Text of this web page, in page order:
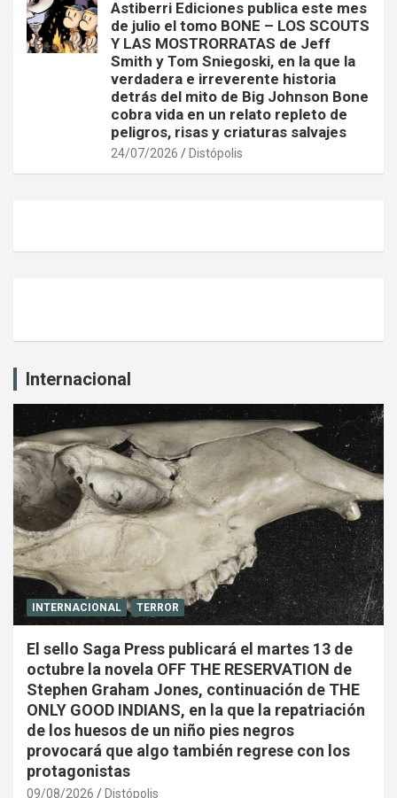
Astiberri Ediciones publica este mes
de julio el tomo BONE – LOS SCOUTS
Y LAS MOSTRORRATAS de Jeff
Smith y Tom Sniegoski, en la que la
verdadera e irreverente historia
detrás del mito de Big Johnson Bone
cobra vida en un relato repleto de
peligros, risas y criaturas salvajes
24/07/2026 Distópolis
Internacional
INTERNACIONAL TERROR
El sello Saga Press publicará el martes 13 de
octubre la novela OFF THE RESERVATION de
Stephen Graham Jones, continuación de THE
ONLY GOOD INDIANS, en la que la repatriación
de los huesos de un niño pies negros
provocará que algo también regrese con los
protagonistas
09/08/2026 Distópolis